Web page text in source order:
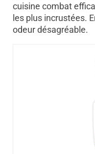
cuisine combat
les plus incrustées.
odeur désagréable.